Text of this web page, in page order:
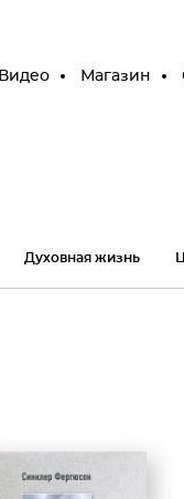
Видео Магазин
Духовная жизнь